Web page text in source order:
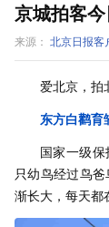
京城拍客
来源： 北京日报客
爱北京，拍
东方白鹳育
国家一级
只幼鸟经过鸟
渐长大，每天都